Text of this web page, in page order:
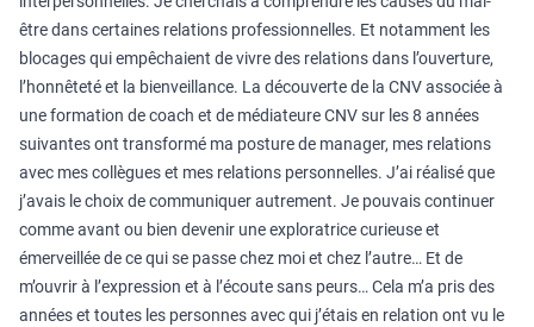
être dans certaines relations professionnelles. Et notamment les
blocages qui empêchaient de vivre des relations dans l’ouverture,
l’honnêteté et la bienveillance. La découverte de la CNV associée à
une formation de coach et de médiateure CNV sur les 8 années
suivantes ont transformé ma posture de manager, mes relations
avec mes collègues et mes relations personnelles. J’ai réalisé que
j’avais le choix de communiquer autrement. Je pouvais continuer
comme avant ou bien devenir une exploratrice curieuse et
émerveillée de ce qui se passe chez moi et chez l’autre… Et de
m’ouvrir à l’expression et à l’écoute sans peurs… Cela m’a pris des
années et toutes les personnes avec qui j’étais en relation ont vu le